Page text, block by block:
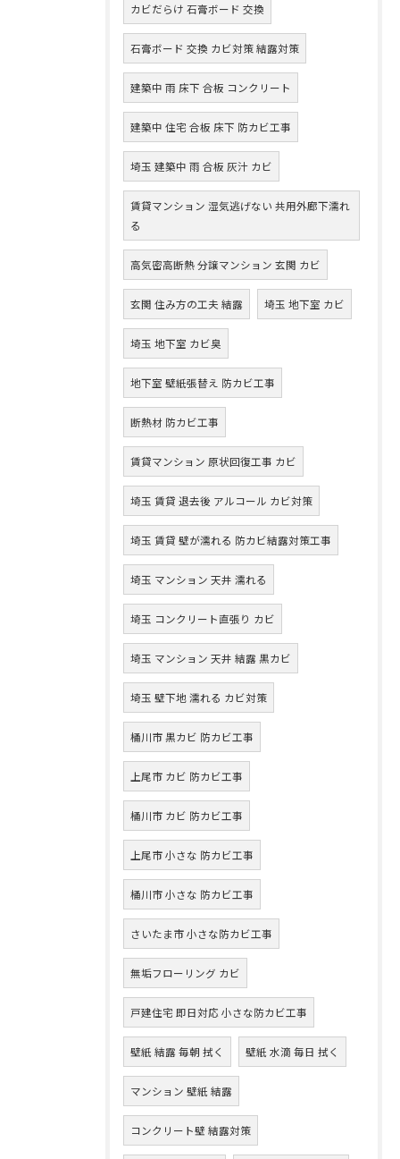
カビだらけ 石膏ボード 交換
石膏ボード 交換 カビ対策 結露対策
建築中 雨 床下 合板 コンクリート
建築中 住宅 合板 床下 防カビ工事
埼玉 建築中 雨 合板 灰汁 カビ
賃貸マンション 湿気逃げない 共用外廊下濡れ
る
高気密高断熱 分譲マンション 玄関 カビ
玄関 住み方の工夫 結露 埼玉 地下室 カビ
埼玉 地下室 カビ臭
地下室 壁紙張替え 防カビ工事
断熱材 防カビ工事
賃貸マンション 原状回復工事 カビ
埼玉 賃貸 退去後 アルコール カビ対策
埼玉 賃貸 壁が濡れる 防カビ結露対策工事
埼玉 マンション 天井 濡れる
埼玉 コンクリート直張り カビ
埼玉 マンション 天井 結露 黒カビ
埼玉 壁下地 濡れる カビ対策
桶川市 黒カビ 防カビ工事
上尾市 カビ 防カビ工事
桶川市 カビ 防カビ工事
上尾市 小さな 防カビ工事
桶川市 小さな 防カビ工事
さいたま市 小さな防カビ工事
無垢フローリング カビ
戸建住宅 即日対応 小さな防カビ工事
壁紙 結露 毎朝 拭く 壁紙 水滴 毎日 拭く
マンション 壁紙 結露
コンクリート壁 結露対策